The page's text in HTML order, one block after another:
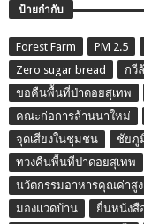
ป้ายกำกับ
Forest Farm PM 2.5
Zero sugar bread
กวี
ขอคืนพื้นที่ป่าดอยสุเทพ
คณะก่อการล้านนาใหม่
จุดเสี่ยงในชุมชน
ชัยภู
ทวงคืนพื้นที่ป่าดอยสุเทพ
นวัตกรรมอาหารคุณค่าสูง
มองแวดบ้าน
ยื่นหนังสื